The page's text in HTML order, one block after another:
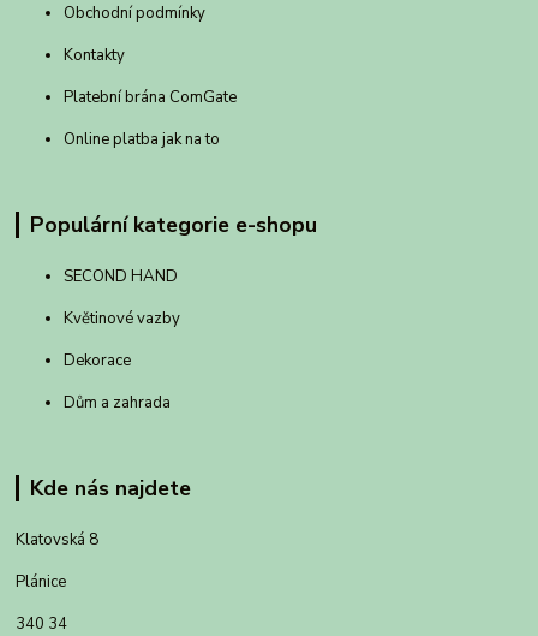
Obchodní podmínky
Kontakty
Platební brána ComGate
Online platba jak na to
Populární kategorie e-shopu
SECOND HAND
Květinové vazby
Dekorace
Dům a zahrada
Kde nás najdete
Klatovská 8
Plánice
340 34